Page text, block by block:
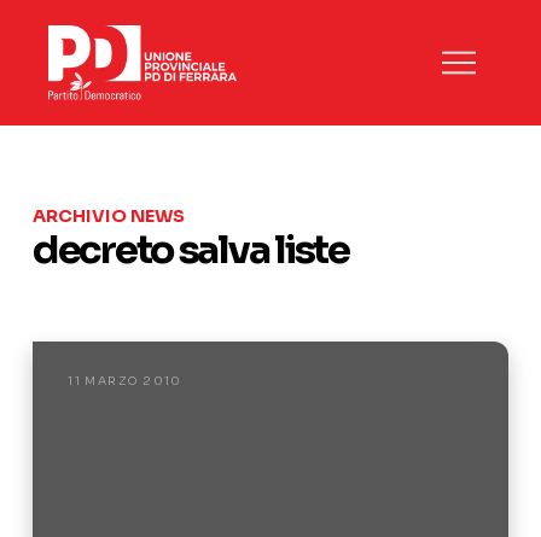
ARCHIVIO NEWS
decreto salva liste
11 MARZO 2010